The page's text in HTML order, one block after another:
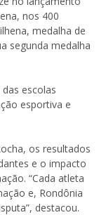
nos 400
medalha de
segunda medalha
escolas
esportiva e
os resultados
e o impacto
“Cada atleta
e, Rondônia
destacou.